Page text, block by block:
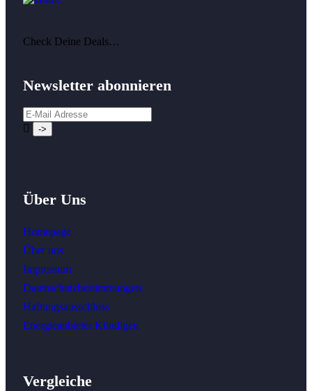
Check Deine Deals…
Newsletter abonnieren
Über Uns
Homepage
Über uns
Impressum
Datenschutzbestimmungen
Haftungsausschluss
Energieanbieter Kündigen
Vergleiche